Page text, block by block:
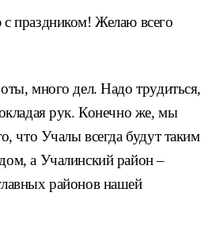
праздником! Желаю всего
много дел. Надо трудиться,
рук. Конечно же, мы
что Учалы всегда будут таким
а Учалинский район –
районов нашей